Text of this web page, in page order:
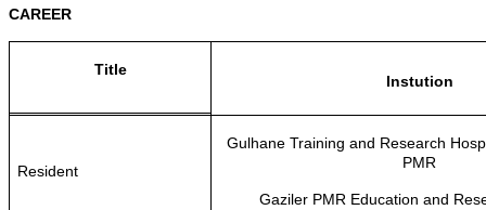
CAREER
Title
Instution
Resident
Gulhane Training and Research
PMR
Gaziler PMR Education and